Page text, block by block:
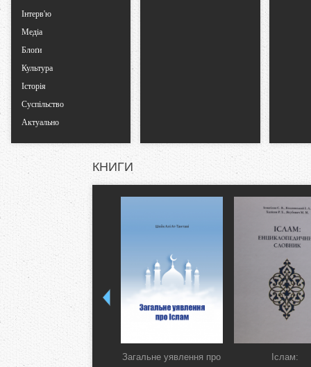
Інтерв'ю
Медіа
Блоґи
Культура
Історія
Суспільство
Актуально
КНИГИ
Загальне уявлення про
Іслам: